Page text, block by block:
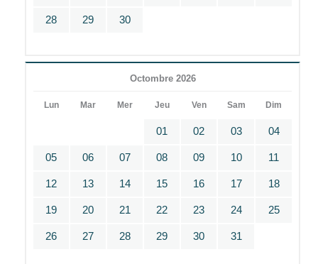
28 29 30
Octombre 2026
Lun Mar Mer Jeu Ven Sam Dim
01 02 03 04
05 06 07 08 09 10 11
12 13 14 15 16 17 18
19 20 21 22 23 24 25
26 27 28 29 30 31